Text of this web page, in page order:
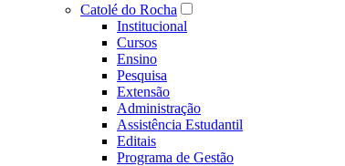
Catolé do Rocha
Institucional
Cursos
Ensino
Pesquisa
Extensão
Administração
Assistência Estudantil
Editais
Programa de Gestão